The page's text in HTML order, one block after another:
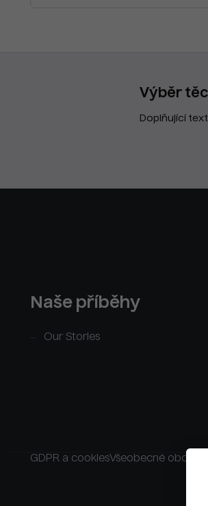
Výběr
Doplňující
Naše příběhy
Our Stories
GDPR a cookiesVšeobecné